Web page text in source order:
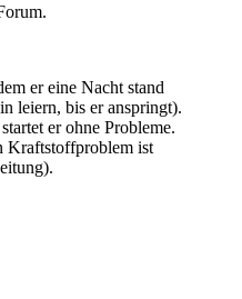
er eine Nacht stand
leiern, bis er anspringt).
er ohne Probleme.
Kraftstoffproblem ist